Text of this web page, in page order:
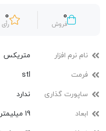
0
فروش
0
رأی
نام نرم افزار متریکس
فرمت stl
ساپورت گذاری ندارد
ابعاد 19 میلیمتر و 16 میلیمتر و 14 میلیمتر